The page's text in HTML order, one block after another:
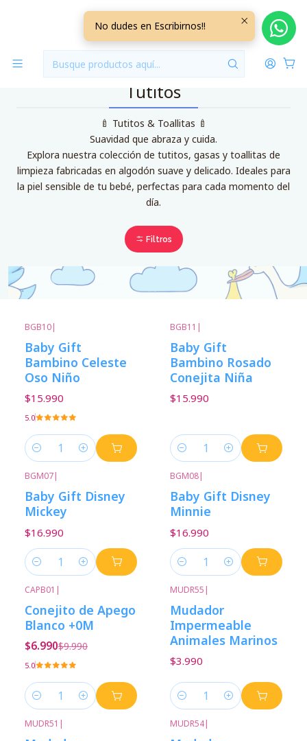
Inicio Tutitos
Tutitos
🍼 Tutitos & Toallitas 🍼
Suavidad que abraza y cuida.
Explora nuestra colección de tutitos, gasas y toallitas de
limpieza fabricadas en algodón suave y delicado. Ideales para
la piel sensible de tu bebé, perfectas para cada momento del
día.
Filtros
BGB10|
Baby Gift
Bambino Celeste
Oso Niño
$15.990
5.0
Cantidad
BGB11 |
Baby Gift
Bambino Rosado
Conejita Niña
$15.990
Cantidad
BGM07|
Baby Gift Disney
Mickey
$16.990
Cantidad
BGM08|
Baby Gift Disney
Minnie
$16.990
Cantidad
CAPB01 |
Conejito de Apego
Blanco +0M
$6.990$9.990
5.0
Cantidad
MUDR55 |
Mudador
Impermeable
Animales Marinos
$3.990
Cantidad
MUDR51 | MUDR54|
No dudes en Escribirnos!!